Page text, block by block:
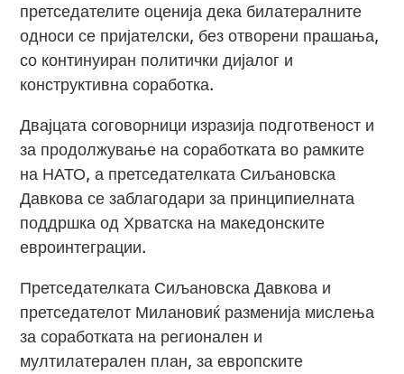
претседателите оценија дека билатералните
односи се пријателски, без отворени прашања,
со континуиран политички дијалог и
конструктивна соработка.
Двајцата соговорници изразија подготвеност и
за продолжување на соработката во рамките
на НАТО, а претседателката Сиљановска
Давкова се заблагодари за принципиелната
поддршка од Хрватска на македонските
евроинтеграции.
Претседателката Сиљановска Давкова и
претседателот Милановиќ разменија мислења
за соработката на регионален и
мултилатерален план, за европските